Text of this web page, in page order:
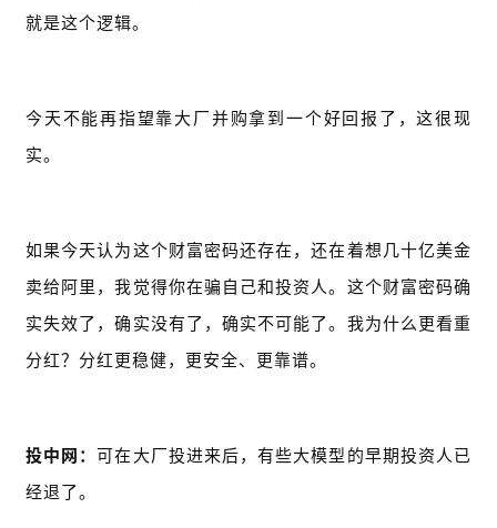
就是这个逻辑。
今天不能再指望靠大厂并购拿到一个好回报了，这很现
实。
如果今天认为这个财富密码还存在，还在着想几十亿美金
卖给阿里，我觉得你在骗自己和投资人。这个财富密码确
实失效了，确实没有了，确实不可能了。我为什么更看重
分红？分红更稳健，更安全、更靠谱。
投中网：可在大厂投进来后，有些大模型的早期投资人已
经退了。